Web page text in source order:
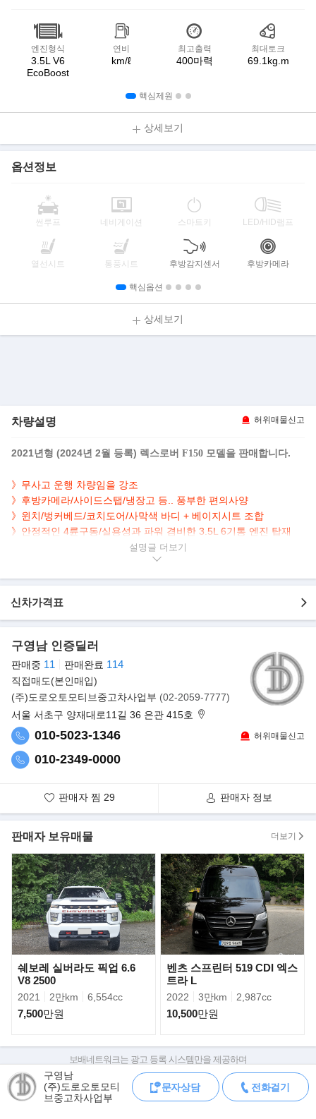
엔진형식
3.5L V6
EcoBoost
연비
km/ℓ
최고출력
400마력
최대토크
69.1kg.m
핵심제원
상세보기
옵션정보
썬루프 네비게이션 스마트키 LED/HID램프
열선시트 통풍시트 후방감지센서 후방카메라
핵심옵션
상세보기
차량설명 허위매물신고
2021년형 (2024년 2월 등록) 렉스로버 F150 모델을 판매합니다.
》무사고 운행 차량임을 강조
》후방카메라/사이드스탭/냉장고 등.. 풍부한 편의사양
》윈치/벙커베드/코치도어/사막색 바디 + 베이지시트 조합
》 안정적인 4륜구동/실용성과 파워 겸비한 3.5L 6기통 엔진 탑재
- 직수입
- 74,911km 실주행
- 깔끔하게 관리된 내,외관
- 차박 및 나들이용으로 제격
- 3.5L V6 에코부스트 엔진,아메리칸
픽업 컨버전 캠핑카
▶외 관 옵 션
- 가자캠핑카 제작
- F150 XLT 킹캡 베이스
- 랩토 라이너 도색
- 후방 룸미러 카메라
- 바디 풀 카본 제작 / 알루미늄 가구 / 코트 소재 내벽
- 배터리 : 1800A
- 인버터 : 순수정현파 3KW
- 태양광 : 700W
- 주행충전 : 70A
- 한전충전 : 70A
- 청수 :３２０L
- 오수 좌 :１６０L
- 오수 우 :１６０L
- 냉장고
- 전자레인지
- 에어컨 2대
- 무시동 히터
미국인들의 픽업트럭 사랑은 엄청나다. 그중에서도 포드 F150은 부
동의 1위를 달리고 있는 모델이다.
포드의 F시리즈 픽업트럭은 2019년 한 해 동안 89만 6526대나 팔
설명글
신차가격표
구영남 인증딜러
판매중 11 판매완료 114
직접매도(본인매입)
(주)도로오토모티브중고차사업부 (02-2059-7777)
서울 서초구 양재대로11길 36 은관 415호
010-5023-1346
010-2349-0000
허위매물신고
판매자 찜 29 판매자 정보
판매자 보유매물 더보기
쉐보레 실버라도 픽업 6.6
V8 2500
2021 2만km 6,554cc
7,500만원
벤츠 스프린터 519 CDI 엑스
트라 L
2022 3만km 2,987cc
10,500만원
구영남
(주)도로오토모티
브중고차사업부
문자상담 전화걸기
보배네트워크는 광고 등록 시스템만을 제공하며
판매자가 직접 등록한 내용에 대한 모든 책임은 판매자에게 있습니다.
차량 구매 시 차량등록증, 성능점검기록부, 실제 차량 상태,
차대번호 조회로 직접 정보를 확인하세요.